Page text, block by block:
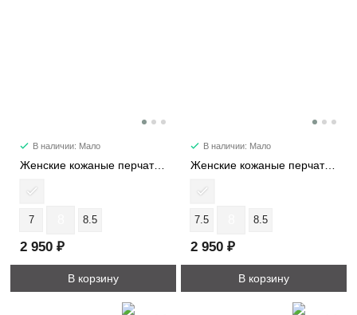
В наличии: Мало
Женские кожаные перчатки 497-5-5S
7 8.5
2 950 ₽
В корзину
В наличии: Мало
Женские кожаные перчатки 3856-5-5LS
7.5 8.5
2 950 ₽
В корзину